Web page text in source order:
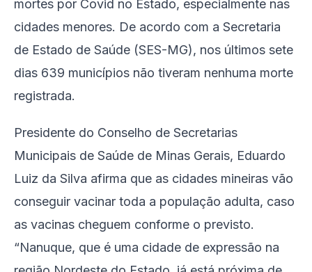
mortes por Covid no Estado, especialmente nas
cidades menores. De acordo com a Secretaria
de Estado de Saúde (SES-MG), nos últimos sete
dias 639 municípios não tiveram nenhuma morte
registrada.
Presidente do Conselho de Secretarias
Municipais de Saúde de Minas Gerais, Eduardo
Luiz da Silva afirma que as cidades mineiras vão
conseguir vacinar toda a população adulta, caso
as vacinas cheguem conforme o previsto.
“Nanuque, que é uma cidade de expressão na